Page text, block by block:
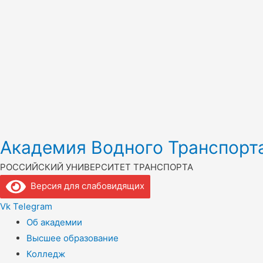
Академия Водного
РОССИЙСКИЙ УНИВЕРСИТЕТ ТРАНСПОРТА
Версия для слабовидящих
Vk Telegram
Об академии
Высшее образование
Колледж